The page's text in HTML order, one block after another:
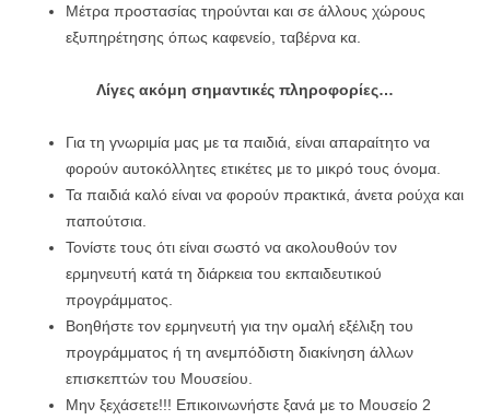
Μέτρα προστασίας τηρούνται και σε άλλους χώρους
εξυπηρέτησης όπως καφενείο, ταβέρνα κα.
Λίγες ακόμη σημαντικές πληροφορίες…
Για τη γνωριμία μας με τα παιδιά, είναι απαραίτητο να
φορούν αυτοκόλλητες ετικέτες με το μικρό τους όνομα.
Τα παιδιά καλό είναι να φορούν πρακτικά, άνετα ρούχα και
παπούτσια.
Τονίστε τους ότι είναι σωστό να ακολουθούν τον
ερμηνευτή κατά τη διάρκεια του εκπαιδευτικού
προγράμματος.
Βοηθήστε τον ερμηνευτή για την ομαλή εξέλιξη του
προγράμματος ή τη ανεμπόδιστη διακίνηση άλλων
επισκεπτών του Μουσείου.
Μην ξεχάσετε!!! Επικοινωνήστε ξανά με το Μουσείο 2